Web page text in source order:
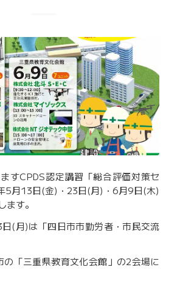
すCPDS認定講習「総合評価対策セ
5月13日(金)・23日(月)・6月9日(木)
ます。
(月)は「四日市市勤労者・市民交流
「三重県教育文化会館」の2会場に